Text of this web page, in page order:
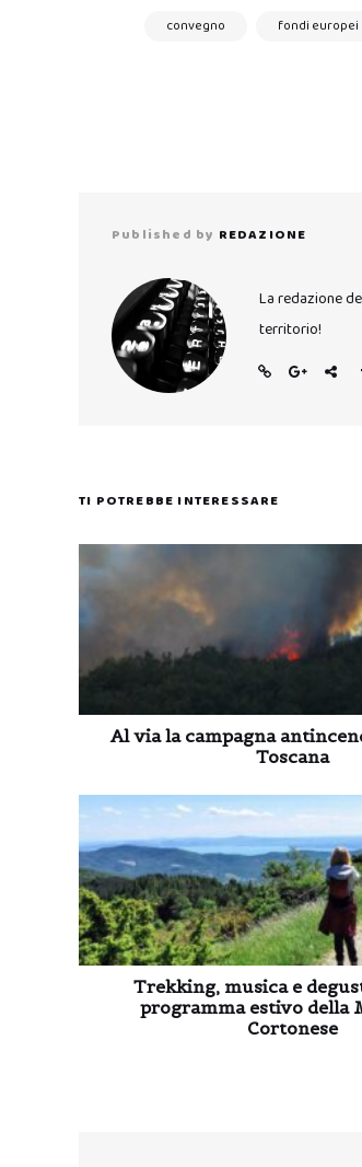
convegno fondi europei
Published by REDAZIONE
La redazione
territorio!
TI POTREBBE INTERESSARE
Al via la campagna
Toscana
Trekking, musica e
programma estivo della
Cortonese